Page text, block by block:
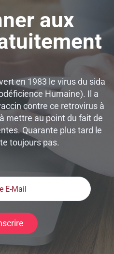
aux
en 1983 le virus du sida
Humaine). Il a
contre ce retrovirus à
mettre au point du fait de
Quarante plus tard le
toujours pas.